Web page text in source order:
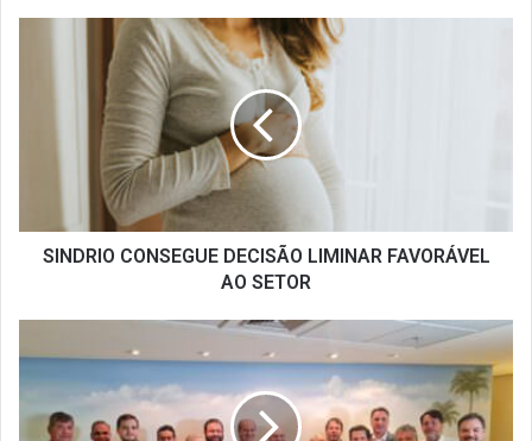
FAVORÁVEL
SINDRIO CONSEGUE DECISÃO LIMINAR FAVORÁVEL
AO SETOR
DO
RECURSOS